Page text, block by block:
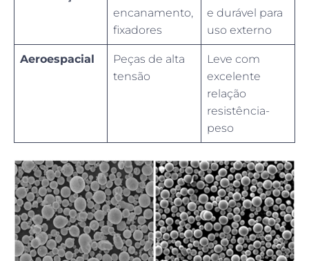
encanamento,
fixadores
e durável para
uso externo
Aeroespacial
Peças de alta
tensão
Leve com
excelente
relação
resistência-
peso